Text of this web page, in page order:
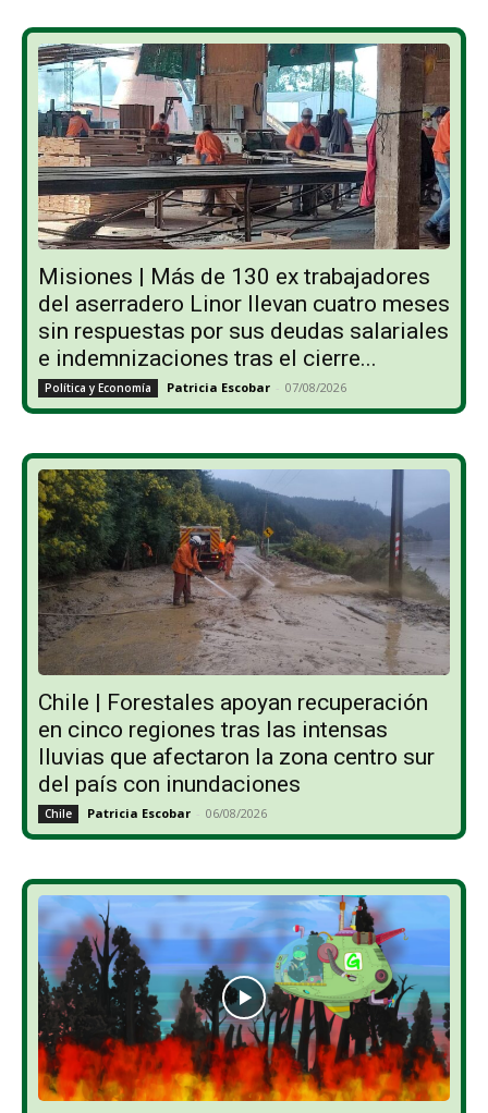
Misiones | Más de 130 ex trabajadores
del aserradero Linor llevan cuatro meses
sin respuestas por sus deudas salariales
e indemnizaciones tras el cierre...
Política y Economía Patricia Escobar - 07/08/2026
Chile | Forestales apoyan recuperación
en cinco regiones tras las intensas
lluvias que afectaron la zona centro sur
del país con inundaciones
Chile Patricia Escobar - 06/08/2026